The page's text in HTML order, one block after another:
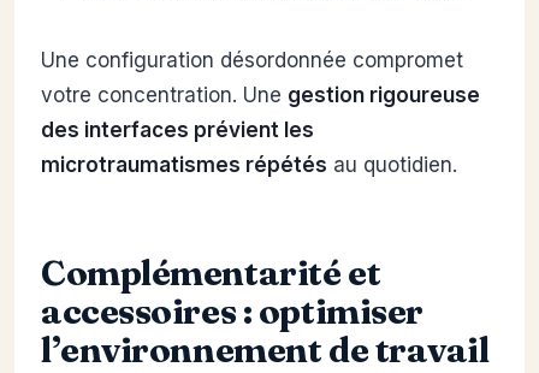
Une configuration désordonnée compromet
votre concentration. Une gestion rigoureuse
des interfaces prévient les
microtraumatismes répétés au quotidien.
Complémentarité et
accessoires : optimiser
l’environnement de travail